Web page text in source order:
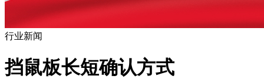
行业新闻
挡鼠板长短确认方式